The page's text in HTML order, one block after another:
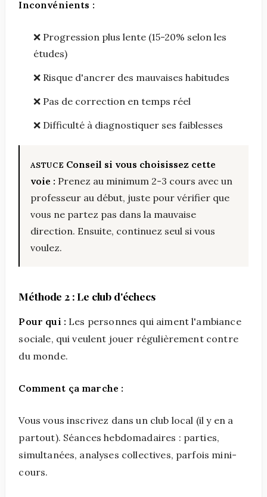
Inconvénients :
❌ Progression plus lente (15-20% selon les
études)
❌ Risque d'ancrer des mauvaises habitudes
❌ Pas de correction en temps réel
❌ Difficulté à diagnostiquer ses faiblesses
Conseil si vous choisissez cette
voie : Prenez au minimum 2-3 cours avec un
professeur au début, juste pour vérifier que
vous ne partez pas dans la mauvaise
direction. Ensuite, continuez seul si vous
voulez.
Méthode 2 : Le club d'échecs
Pour qui : Les personnes qui aiment l'ambiance
sociale, qui veulent jouer régulièrement contre
du monde.
Comment ça marche :
Vous vous inscrivez dans un club local (il y en a
partout). Séances hebdomadaires : parties,
simultanées, analyses collectives, parfois mini-
cours.